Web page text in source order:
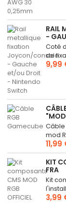
RAIL
-
Coté
de
9,99
Câble
mod
11,99
KIT
FRA
Kit
3,99